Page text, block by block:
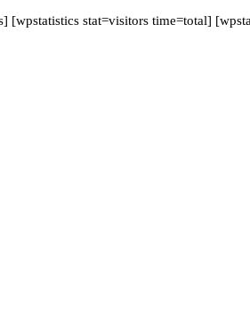
[wpstatistics stat=visitors time=total]